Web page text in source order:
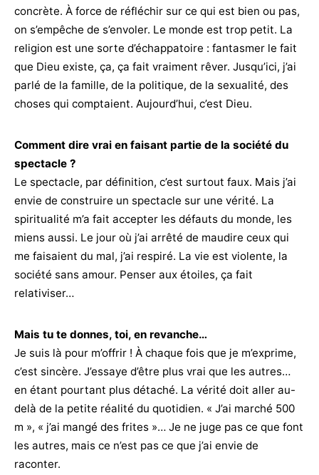
concrète. À force de réfléchir sur ce qui est bien ou pas,
on s’empêche de s’envoler. Le monde est trop petit. La
religion est une sorte d’échappatoire : fantasmer le fait
que Dieu existe, ça, ça fait vraiment rêver. Jusqu’ici, j’ai
parlé de la famille, de la politique, de la sexualité, des
choses qui comptaient. Aujourd’hui, c’est Dieu.
Comment dire vrai en faisant partie de la société du
spectacle ?
Le spectacle, par définition, c’est surtout faux. Mais j’ai
envie de construire un spectacle sur une vérité. La
spiritualité m’a fait accepter les défauts du monde, les
miens aussi. Le jour où j’ai arrêté de maudire ceux qui
me faisaient du mal, j’ai respiré. La vie est violente, la
société sans amour. Penser aux étoiles, ça fait
relativiser…
Mais tu te donnes, toi, en revanche…
Je suis là pour m’offrir ! À chaque fois que je m’exprime,
c’est sincère. J’essaye d’être plus vrai que les autres…
en étant pourtant plus détaché. La vérité doit aller au-
delà de la petite réalité du quotidien. « J’ai marché 500
m », « j’ai mangé des frites »… Je ne juge pas ce que font
les autres, mais ce n’est pas ce que j’ai envie de
raconter.